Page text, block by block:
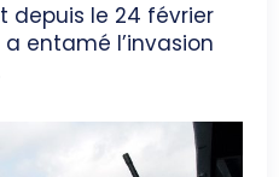
depuis le 24 février
entamé l’invasion